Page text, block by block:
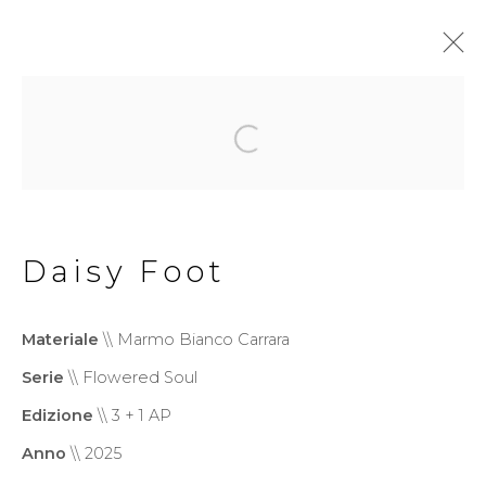
Monumentale
Gestisci cookie
Tincolini P.IVA IT01464680451
Sito creato da Artlogic
Daisy Foot
Materiale \\ Marmo Bianco Carrara
Serie \\ Flowered Soul
Edizione \\ 3 + 1 AP
Anno \\ 2025